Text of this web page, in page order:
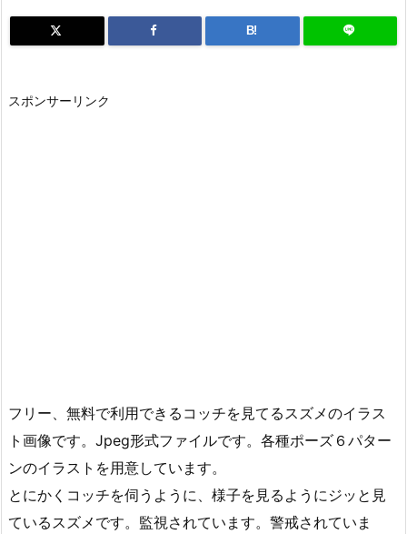
B!
スポンサーリンク
フリー、無料で利用できるコッチを見てるスズメのイラス
ト画像です。Jpeg形式ファイルです。各種ポーズ６パター
ンのイラストを用意しています。
とにかくコッチを伺うように、様子を見るようにジッと見
ているスズメです。監視されています。警戒されていま